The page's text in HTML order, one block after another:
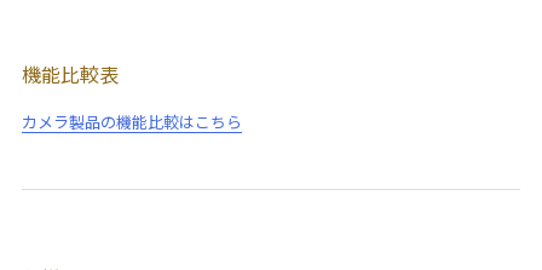
機能比較表
カメラ製品の機能比較はこちら